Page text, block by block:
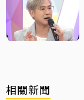
相關新聞